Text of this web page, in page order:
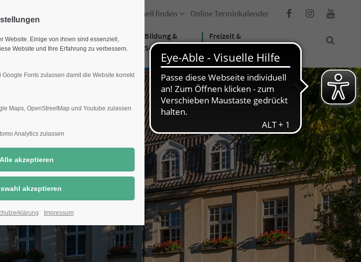
Schnell finden Online Terminkalender
Bauen &
Wirtschaft
Umwelt &
Klimaschutz
Bildung &
Soziales
Freizeit &
Website. Einige von ihnen sind essenziell,
Website und Ihre Erfahrung zu verbessern.
Fonts zulassen damit die Website korrekt
Maps, OpenStreetMap und Youtube zulassen
Analytics zulassen
Impressum